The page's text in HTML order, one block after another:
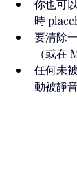
你也可
時
要清除
（或在
任何未
動被靜